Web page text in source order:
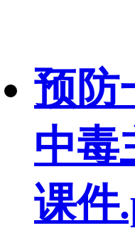
预防
中毒
课件